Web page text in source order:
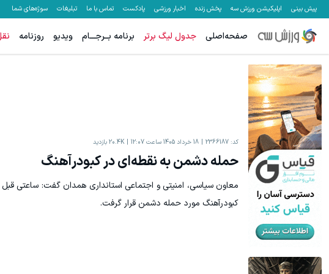
پیش بینی اپلیکیشن ورزش سه پخش زنده اخبار ورزشی پادکست تماس با ما تبلیغات سوژه‌های شما
صفحه‌اصلی جدول لیگ برتر برنامه بــرجـــام ویدیو روزنامه
کد: 2366187 18 خرداد 1405 ساعت 12:07 20.4K بازدید
حمله دشمن به نقطه‌ای در کبودرآهنگ
معاون سیاسی، امنیتی و اجتماعی استانداری همدان گفت: ساعتی
کبودرآهنگ مورد حمله دشمن قرار گرفت.